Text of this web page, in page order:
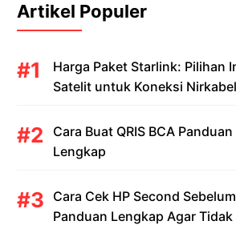
Artikel Populer
Harga Paket Starlink: Pilihan
Satelit untuk Koneksi Nirkabel
Cara Buat QRIS BCA Panduan
Lengkap
Cara Cek HP Second
Panduan Lengkap Agar